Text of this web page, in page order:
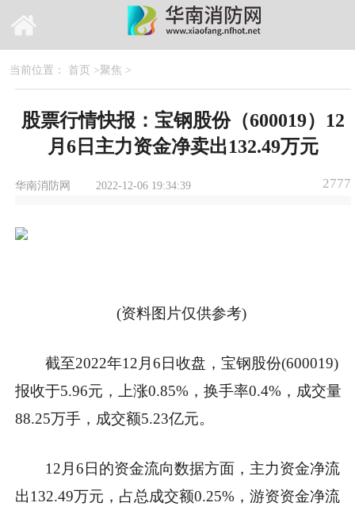
当前位置： 首页 >聚焦 >
股票行情快报：宝钢股份（600019）12
月6日主力资金净卖出132.49万元
华南消防网 2022-12-06 19:34:39 2777
(资料图片仅供参考)
截至2022年12月6日收盘，宝钢股份(600019)
报收于5.96元，上涨0.85%，换手率0.4%，成交量
88.25万手，成交额5.23亿元。
12月6日的资金流向数据方面，主力资金净流
出132.49万元，占总成交额0.25%，游资资金净流